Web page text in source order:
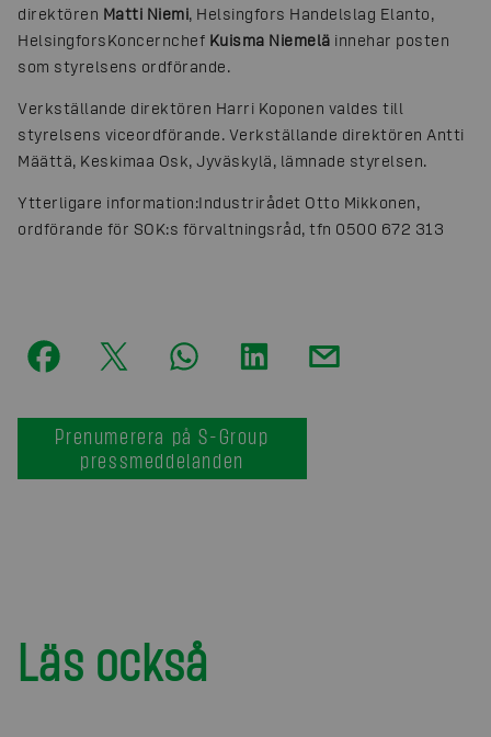
direktören Matti Niemi, Helsingfors Handelslag Elanto,
HelsingforsKoncernchef Kuisma Niemelä innehar posten
som styrelsens ordförande.
Verkställande direktören Harri Koponen valdes till
styrelsens viceordförande. Verkställande direktören Antti
Määttä, Keskimaa Osk, Jyväskylä, lämnade styrelsen.
Ytterligare information:Industrirådet Otto Mikkonen,
ordförande för SOK:s förvaltningsråd, tfn 0500 672 313
Prenumerera på S-Group
pressmeddelanden
Läs också